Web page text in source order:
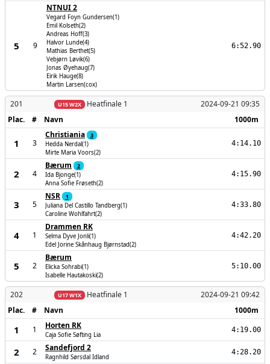
5 9
NTNUI 2
Vegard Foyn Gundersen(1)
Emil Kolseth(2)
Andreas Hoff(3)
Halvor Lunde(4)
Mathias Berthet(5)
Vebjørn Løvik(6)
Jonas Øyehaug(7)
Eirik Hauge(8)
Martin Larsen(cox)
6:52.90
201 U15 W2X Heatfinale 1
2024-09-21 09:35
Plac.
# Navn 1000m
1 3
Christiania
3
Hedda Nerdal(1)
Mirte Maria Voors(2)
4:14.10
2 4
Bærum
2
Ida Bjonge(1)
Anna Sofie Frøseth(2)
4:15.90
3 5
NSR
1
Juliana Del Castillo Tandberg(1)
Caroline Wohlfahrt(2)
4:33.80
4 1
Drammen RK
Selma Dyve Jonli(1)
Edel Jorine Skånhaug Bjørnstad(2)
4:42.20
5 2
Bærum
Elicka Sohrabi(1)
Isabelle Hautakoski(2)
5:10.00
202 U17 W1X Heatfinale 1
2024-09-21 09:42
Plac.
# Navn 1000m
1 1 Horten RK
Caja Sofie Søfting Lia
4:19.00
2 2 Sandefjord 2
Ragnhild Sørsdal Idland
4:28.20